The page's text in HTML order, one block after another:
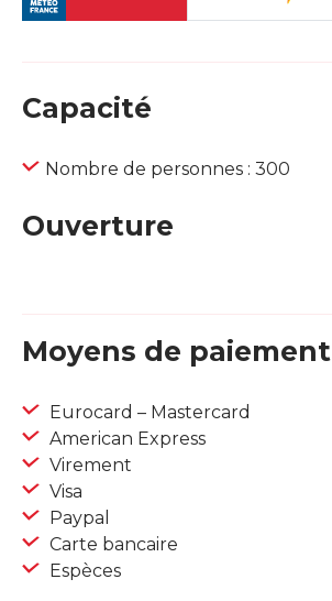
Capacité
Nombre de personnes : 300
Ouverture
Moyens de paiement
Eurocard – Mastercard
American Express
Virement
Visa
Paypal
Carte bancaire
Espèces